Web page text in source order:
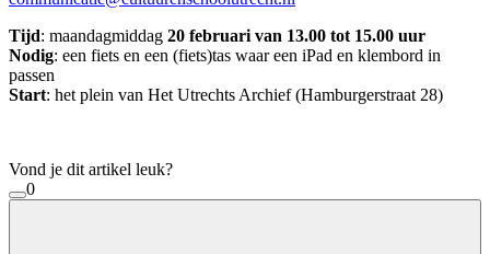
Tijd: maandagmiddag 20 februari van 13.00 tot 15.00 uur
Nodig: een fiets en een (fiets)tas waar een iPad en klembord in
passen
Start: het plein van Het Utrechts Archief (Hamburgerstraat 28)
Vond je dit artikel leuk?
0